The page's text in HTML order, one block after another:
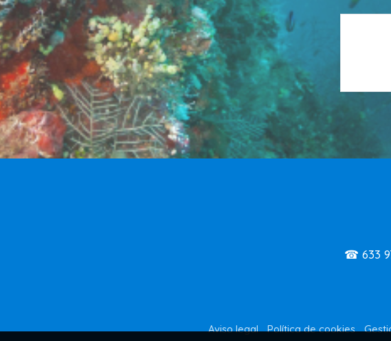
☎ 633
Aviso legal Política de cookies